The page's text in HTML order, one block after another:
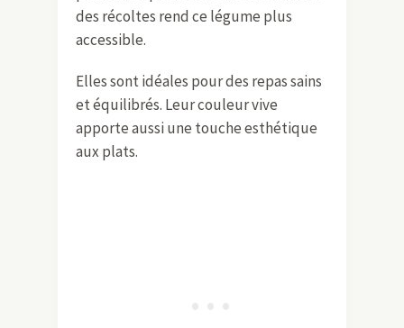
des récoltes rend ce légume plus
accessible.
Elles sont idéales pour des repas sains
et équilibrés. Leur couleur vive
apporte aussi une touche esthétique
aux plats.